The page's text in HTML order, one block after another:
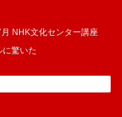
NHK文化センター講座
驚いた